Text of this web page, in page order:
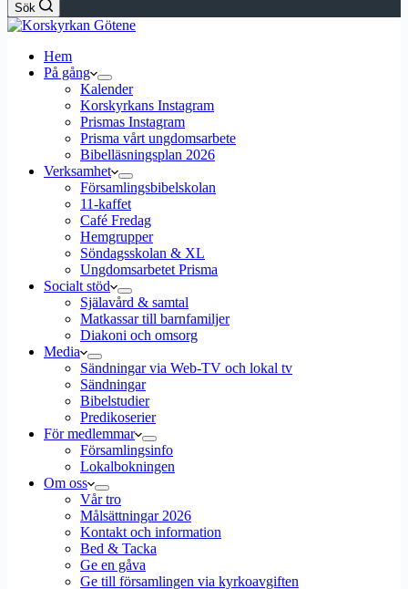
Sök
Hem
På gång
Kalender
Korskyrkans Instagram
Prismas Instagram
Prisma vårt ungdomsarbete
Bibelläsningsplan 2026
Verksamhet
Församlingsbibelskolan
11-kaffet
Café Fredag
Hemgrupper
Söndagsskolan & XL
Ungdomsarbetet Prisma
Socialt stöd
Själavård & samtal
Matkassar till barnfamiljer
Diakoni och omsorg
Media
Sändningar via Web-TV och lokal tv
Sändningar
Bibelstudier
Predikoserier
För medlemmar
Församlingsinfo
Lokalbokningen
Om oss
Vår tro
Målsättningar 2026
Kontakt och information
Bed & Tacka
Ge en gåva
Ge till församlingen via kyrkoavgiften